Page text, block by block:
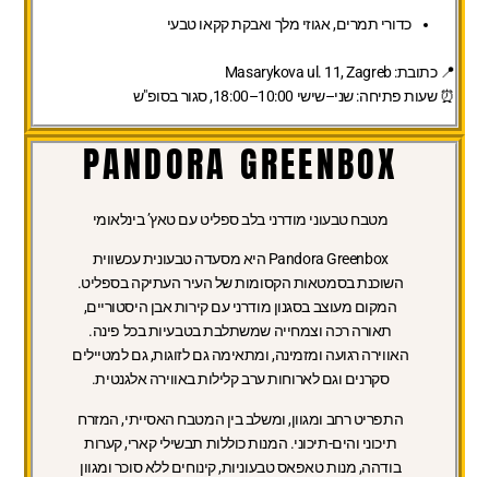
כדורי תמרים, אגוזי מלך ואבקת קקאו טבעי
📍 כתובת: Masarykova ul. 11, Zagreb
⏰ שעות פתיחה: שני–שישי 10:00–18:00, סגור בסופ"ש
PANDORA GREENBOX
מטבח טבעוני מודרני בלב ספליט עם טאץ’ בינלאומי
Pandora Greenbox היא מסעדה טבעונית עכשווית
השוכנת בסמטאות הקסומות של העיר העתיקה בספליט.
המקום מעוצב בסגנון מודרני עם קירות אבן היסטוריים,
תאורה רכה וצמחייה שמשתלבת בטבעיות בכל פינה.
האווירה רגועה ומזמינה, ומתאימה גם לזוגות, גם למטיילים
סקרנים וגם לארוחות ערב קלילות באווירה אלגנטית.
התפריט רחב ומגוון, ומשלב בין המטבח האסייתי, המזרח
תיכוני והים-תיכוני. המנות כוללות תבשילי קארי, קערות
בודהה, מנות טאפאס טבעוניות, קינוחים ללא סוכר ומגוון